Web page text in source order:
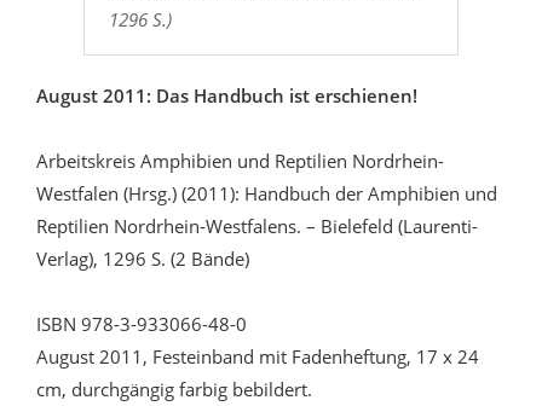
1296 S.)
August 2011: Das Handbuch ist erschienen!
Arbeitskreis Amphibien und Reptilien Nordrhein-
Westfalen (Hrsg.) (2011): Handbuch der Amphibien und
Reptilien Nordrhein-Westfalens. – Bielefeld (Laurenti-
Verlag), 1296 S. (2 Bände)
ISBN 978-3-933066-48-0
August 2011, Festeinband mit Fadenheftung, 17 x 24
cm, durchgängig farbig bebildert.